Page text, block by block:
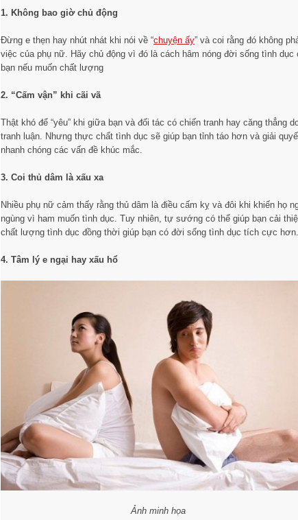
1. Không bao giờ chủ động
Đừng e thẹn hay nhút nhát khi nói về “chuyện ấy” và coi rằng đó không
việc của phụ nữ. Hãy chủ động vì đó là cách hâm nóng đời sống tình dục
bạn nếu muốn chất lượng
2. “Cấm vận” khi cãi vã
Thật khó để “yêu” khi giữa bạn và đối tác có chiến tranh hay căng thẳng
tranh luận. Nhưng thực chất tình dục sẽ giúp bạn tỉnh táo hơn và giải
nhanh chóng các vấn đề khúc mắc.
3. Coi thủ dâm là xấu xa
Nhiều phụ nữ cảm thấy rằng thủ dâm là điều cấm kỵ và đôi khi khiến họ
ngùng vì ham muốn tình dục. Tuy nhiên, tự sướng có thể giúp bạn cải
chất lượng tình dục đồng thời giúp bạn có đời sống tình dục tích cực hơn.
4. Tâm lý e ngại hay xấu hổ
Ảnh minh họa